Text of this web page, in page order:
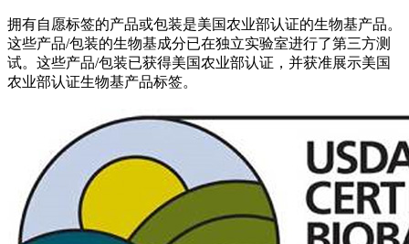
拥有自愿标签的产品或包装是美国农业部认证的生物基产品。
这些产品/包装的生物基成分已在独立实验室进行了第三方测
试。这些产品/包装已获得美国农业部认证，并获准展示美国
农业部认证生物基产品标签。